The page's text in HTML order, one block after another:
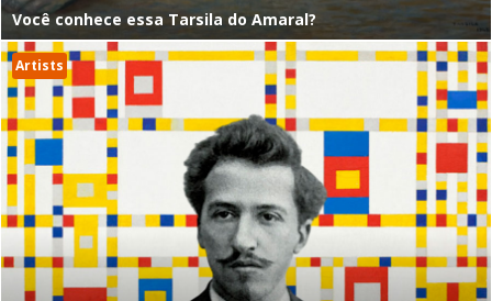
Você conhece essa Tarsila do Amaral?
Artists